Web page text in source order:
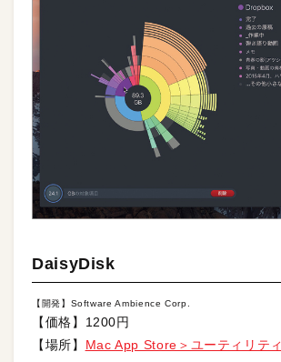
DaisyDisk
【開発】Software Ambience Corp.
【価格】1200円
【場所】 Mac App Store＞ユーティリティ